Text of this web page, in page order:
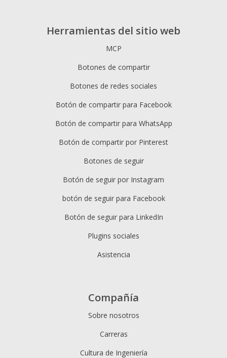
Herramientas del sitio web
MCP
Botones de compartir
Botones de redes sociales
Botón de compartir para Facebook
Botón de compartir para WhatsApp
Botón de compartir por Pinterest
Botones de seguir
Botón de seguir por Instagram
botón de seguir para Facebook
Botón de seguir para LinkedIn
Plugins sociales
Asistencia
Compañía
Sobre nosotros
Carreras
Cultura de Ingeniería